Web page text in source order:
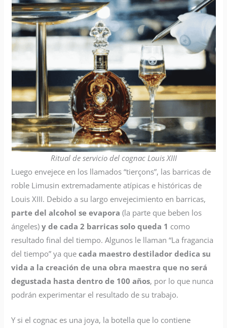
Ritual de servicio del cognac Louis XIII
Luego envejece en los llamados “tierçons”, las barricas de
roble Limusin extremadamente atípicas e históricas de
Louis XIII. Debido a su largo envejecimiento en barricas,
parte del alcohol se evapora (la parte que beben los
ángeles)y de cada 2 barricas solo queda 1 como
resultado final del tiempo. Algunos le llaman “La fragancia
del tiempo” ya quecada maestro destilador dedica su
vida a la creación de una obra maestra que no será
degustada hasta dentro de 100 años, por lo que nunca
podrán experimentar el resultado de su trabajo.
Y si el cognac es una joya, la botella que lo contiene